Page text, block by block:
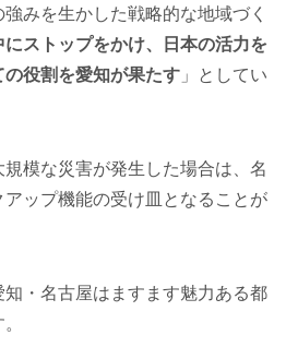
みを生かした戦略的な地域づく
ストップをかけ、日本の活力を
役割を愛知が果たす 」としてい
模な災害が発生した場合は、名
ップ機能の受け皿となることが
・名古屋はますます魅力ある都